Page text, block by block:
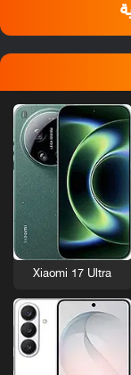
Xiaomi 17 Ultra